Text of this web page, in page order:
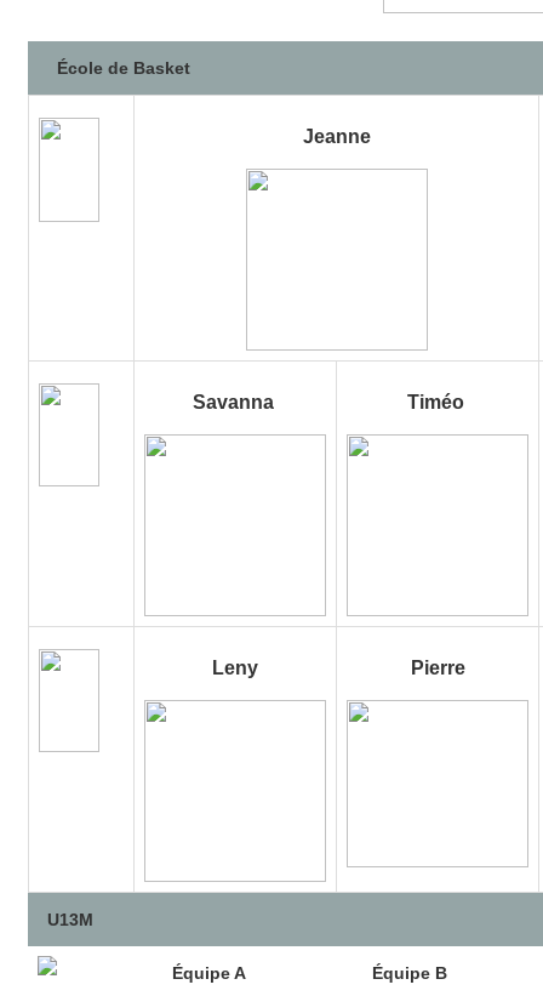
École de Basket
Jeanne
Savanna Timéo
Leny Pierre
U13M
Équipe A
Équipe B